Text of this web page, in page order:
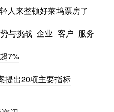
人来整顿好莱坞票房了
与挑战_企业_客户_服务
7%
提出20项主要指标